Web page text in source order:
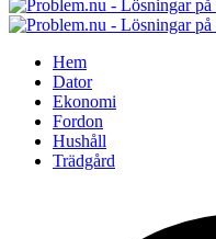
Hem
Dator
Ekonomi
Fordon
Hushåll
Trädgård